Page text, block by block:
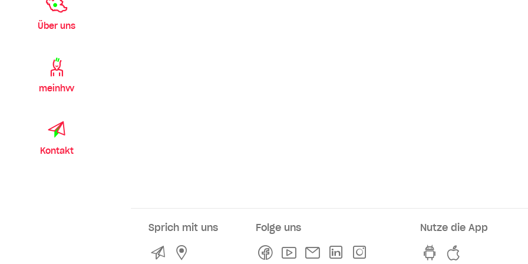
Über uns
meinhvv
Kontakt
Sprich mit uns
KontaktService- und Verkaufsstellen
Folge uns
FacebookYoutubeNewsletterLinkedln
Nutze die App
hvv switch App